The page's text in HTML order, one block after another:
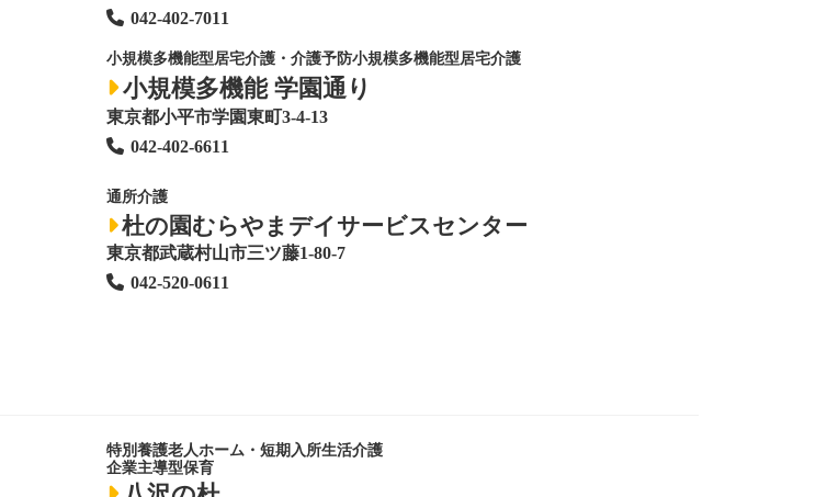
042-402-7011
小規模多機能型居宅介護・介護予防小規模多機能型居宅介護
小規模多機能 学園通り
東京都小平市学園東町3-4-13
042-402-6611
通所介護
杜の園むらやまデイサービスセンター
東京都武蔵村山市三ツ藤1-80-7
042-520-0611
特別養護老人ホーム ・短期入所生活介護
企業主導型保育